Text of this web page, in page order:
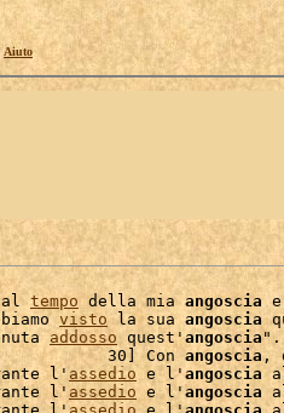
Aiuto
tempo della mia angoscia e
visto la sua angoscia
addosso quest'angoscia".
30] Con angoscia,
l' assedio e l' angoscia
l' assedio e l'angoscia